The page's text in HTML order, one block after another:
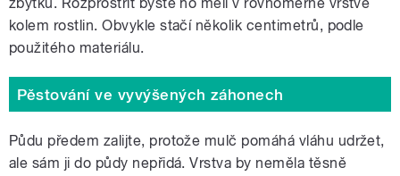
kolem rostlin. Obvykle stačí několik centimetrů, podle
použitého materiálu.
Pěstování ve vyvýšených záhonech
Půdu předem zalijte, protože mulč pomáhá vláhu udržet,
ale sám ji do půdy nepřidá. Vrstva by neměla těsně